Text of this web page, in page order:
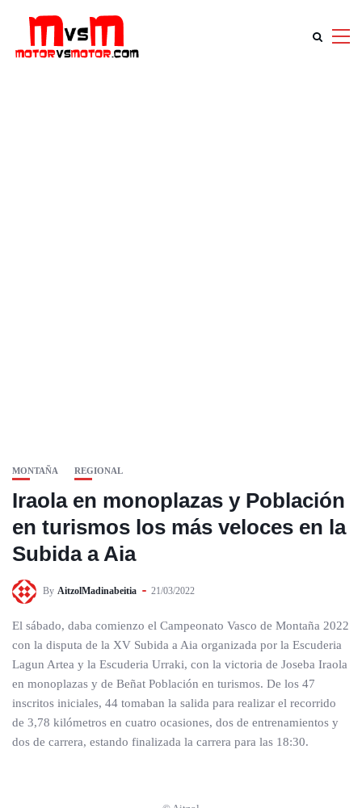
MONTAÑA REGIONAL
Iraola en monoplazas y Población
en turismos los más veloces en la
Subida a Aia
By AitzolMadinabeitia 21/03/2022
El sábado, daba comienzo el Campeonato Vasco de Montaña 2022
con la disputa de la XV Subida a Aia organizada por la Escuderia
Lagun Artea y la Escuderia Urraki, con la victoria de Joseba Iraola
en monoplazas y de Beñat Población en turismos. De los 47
inscritos iniciales, 44 tomaban la salida para realizar el recorrido
de 3,78 kilómetros en cuatro ocasiones, dos de entrenamientos y
dos de carrera, estando finalizada la carrera para las 18:30.